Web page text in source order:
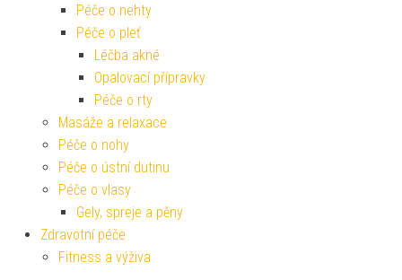
Péče o nehty
Péče o pleť
Léčba akné
Opalovací přípravky
Péče o rty
Masáže a relaxace
Péče o nohy
Péče o ústní dutinu
Péče o vlasy
Gely, spreje a pěny
Zdravotní péče
Fitness a výživa